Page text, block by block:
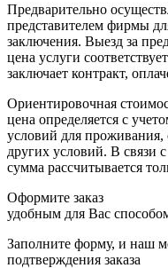
Предварительно
представителем фирмы
заключения. Выезд за
цена услуги
заключает контракт,
Ориентировочная
цена определяется с
условий для проживания,
других условий. В связи
сумма рассчитывается
Оформите заказ
удобным для Вас
Заполните форму, и наш
подтверждения заказа